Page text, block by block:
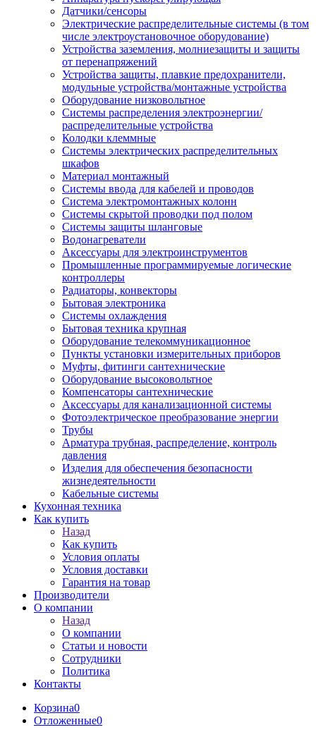
Датчики/сенсоры
Электрические распределительные системы (в том
числе электроустановочное оборудование)
Устройства заземления, молниезащиты и защиты
от перенапряжений
Устройства защиты, плавкие предохранители,
модульные устройства/монтажные устройства
Оборудование низковольтное
Системы распределения электроэнергии/
распределительные устройства
Колодки клеммные
Системы электрических распределительных
шкафов
Материал монтажный
Системы ввода для кабелей и проводов
Система электромонтажных колонн
Системы скрытой проводки под полом
Системы защиты шланговые
Водонагреватели
Аксессуары для электроинструментов
Промышленные программируемые логические
контроллеры
Радиаторы, конвекторы
Бытовая электроника
Системы охлаждения
Бытовая техника крупная
Оборудование телекоммуникационное
Пункты установки измерительных приборов
Муфты, фитинги сантехнические
Оборудование высоковольтное
Компенсаторы сантехнические
Аксессуары для канализационной системы
Фотоэлектрическое преобразование энергии
Трубы
Арматура трубная, распределение, контроль
давления
Изделия для обеспечения безопасности
жизнедеятельности
Кабельные системы
Кухонная техника
Как купить
Назад
Как купить
Условия оплаты
Условия доставки
Гарантия на товар
Производители
О компании
Назад
О компании
Статьи и новости
Сотрудники
Политика
Контакты
Корзина0
Отложенные0